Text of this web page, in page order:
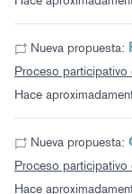
Hace
Nueva propuesta:
Proceso
Hace
Nueva propuesta:
Proceso